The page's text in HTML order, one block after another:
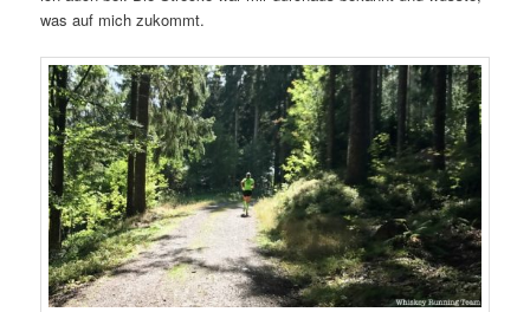
was auf mich zukommt.